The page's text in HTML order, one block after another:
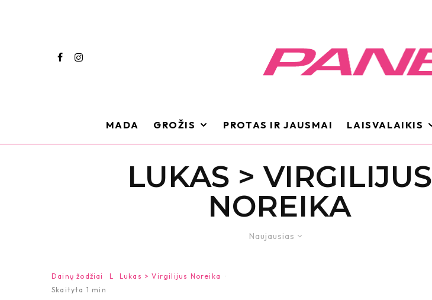
MADA GROŽIS PROTAS IR JAUSMAI LAISVALAIKIS
LUKAS > VIRGILIJUS
NOREIKA
Naujausias
Dainų žodžiai L Lukas > Virgilijus Noreika
·
Skaityta 1 min